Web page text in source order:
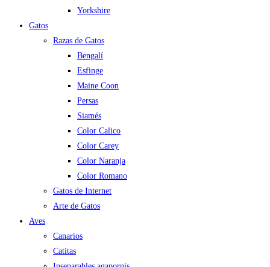
Yorkshire
Gatos
Razas de Gatos
Bengalí
Esfinge
Maine Coon
Persas
Siamés
Color Calico
Color Carey
Color Naranja
Color Romano
Gatos de Internet
Arte de Gatos
Aves
Canarios
Catitas